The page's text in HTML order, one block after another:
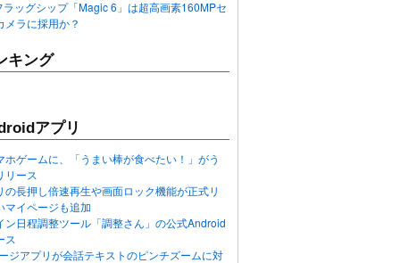
ッグシップ「Magic 6」は超高画素160MPセ
メラに採用か？
キング
アプリ
ホゲームに、「うまい棒が食べたい！」がう
リース
の長押し倍速再生や画面ロック機能が正式リ
マイページも追加
ン日程調整ツール「調整さん」の公式Android
ス
ジアプリが会話テキストのピンチズームに対